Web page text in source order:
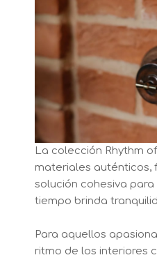
La colección Rhythm
materiales auténticos,
solución cohesiva
tiempo brinda
Para aquellos
ritmo de los interiores